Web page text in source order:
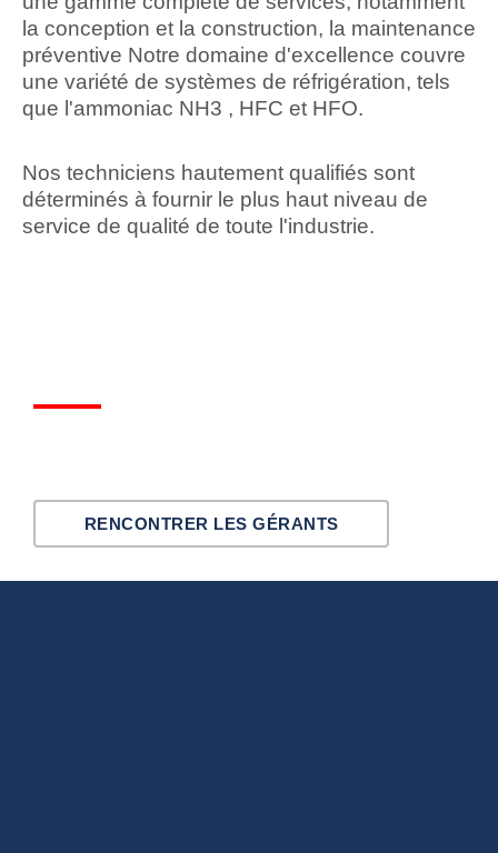
la conception et la construction, la maintenance
préventive Notre domaine d'excellence couvre
une variété de systèmes de réfrigération, tels
que l'ammoniac NH3 , HFC et HFO.
Nos techniciens hautement qualifiés sont
déterminés à fournir le plus haut niveau de
service de qualité de toute l'industrie.
RENCONTRER LES GÉRANTS